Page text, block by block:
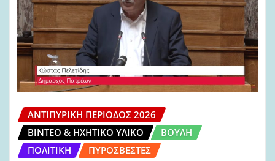
ΑΝΤΙΠΥΡΙΚΉ ΠΕΡΊΟΔΟΣ 2026
ΒΊΝΤΕΟ & ΗΧΗΤΙΚΌ ΥΛΙΚΌ
ΒΟΥΛΉ
ΠΟΛΙΤΙΚΉ
ΠΥΡΟΣΒΈΣΤΕΣ